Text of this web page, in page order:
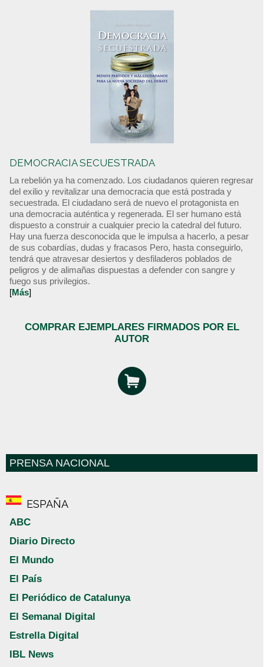
DEMOCRACIA SECUESTRADA
La rebelión ya ha comenzado. Los ciudadanos quieren regresar
del exilio y revitalizar una democracia que está postrada y
secuestrada. El ciudadano será de nuevo el protagonista en
una democracia auténtica y regenerada. El ser humano está
dispuesto a construir a cualquier precio la catedral del futuro.
Hay una fuerza desconocida que le impulsa a hacerlo, a pesar
de sus cobardías, dudas y fracasos Pero, hasta conseguirlo,
tendrá que atravesar desiertos y desfiladeros poblados de
peligros y de alimañas dispuestas a defender con sangre y
fuego sus privilegios.
[Más]
COMPRAR EJEMPLARES FIRMADOS POR EL
AUTOR
PRENSA NACIONAL
ESPAÑA
ABC
Diario Directo
El Mundo
El País
El Periódico de Catalunya
El Semanal Digital
Estrella Digital
IBL News